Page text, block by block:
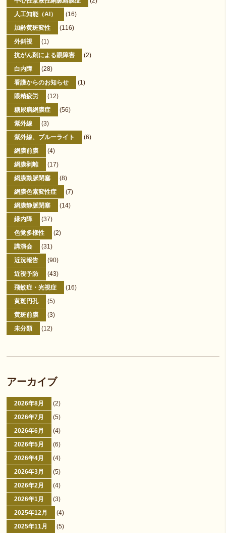
人工知能（AI）
(16)
加齢黄斑変性
(116)
外斜視
(1)
抗がん剤による眼障害
(2)
白内障
(28)
看護からのお知らせ
(1)
眼精疲労
(12)
糖尿病網膜症
(56)
紫外線
(3)
紫外線、ブルーライト
(6)
網膜前膜
(4)
網膜剥離
(17)
網膜動脈閉塞
(8)
網膜色素変性症
(7)
網膜静脈閉塞
(14)
緑内障
(37)
色覚多様性
(2)
講演会
(31)
近況報告
(90)
近視予防
(43)
飛蚊症・光視症
(16)
黄斑円孔
(5)
黄斑前膜
(3)
未分類
(12)
アーカイブ
2026年8月
(2)
2026年7月
(5)
2026年6月
(4)
2026年5月
(6)
2026年4月
(4)
2026年3月
(5)
2026年2月
(4)
2026年1月
(3)
2025年12月
(4)
2025年11月
(5)